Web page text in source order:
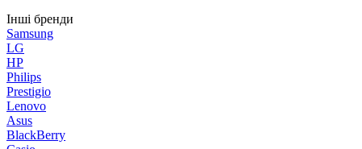
Інші бренди
Samsung
LG
HP
Philips
Prestigio
Lenovo
Asus
BlackBerry